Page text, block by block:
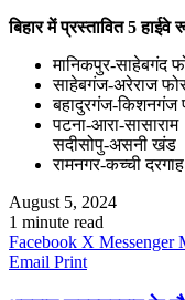
बिहार में प्रस्तावित 5 हाईवे
मानिकपुर-साहेबगंद
साहेबगंज-अरेराज
बहादुरगंज-किशनगंज
पटना-आरा-
सदीसोपु-असनी खंड
रामनगर-कच्ची दरगाह
August 5, 2024
1 minute read
Facebook X Messenger
Email Print